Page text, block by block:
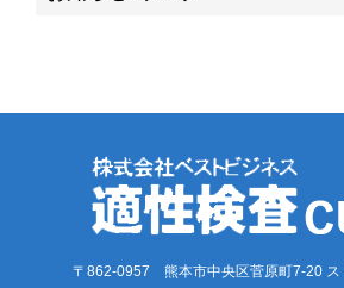
〒862-0957 熊本市中央区菅原町7-20